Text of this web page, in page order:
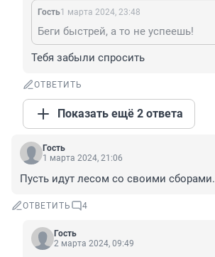
Гость1 марта 2024, 23:48
Беги быстрей, а то не успеешь!
Тебя забыли спросить
ОТВЕТИТЬ
Показать ещё 2 ответа
Гость
1 марта 2024, 21:06
Пусть идут лесом со своими сборами.
ОТВЕТИТЬ 4
Гость
2 марта 2024, 09:49